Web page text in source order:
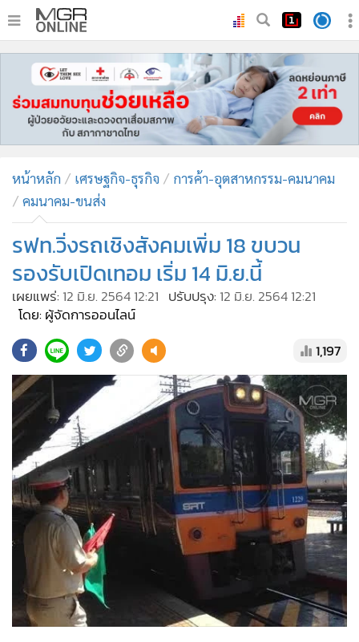
หน้าหลัก
ทันเหตุการณ์
• ภาคใต้
• บันเทิง
• ผู้จัดการรายวัน
คอลัมนิสต์
• CbizReview
Cyber BIZ
ผู้จัดกวน
• Good health & Well-being
• Green Innovation & SD
Management & HR
• MGR Live
• Infographic
• การเมือง
• ท่องเที่ยว
กีฬา
ต่างประเทศ
Special Scoop
• เศรษฐกิจ-ธุรกิจ
หน้าหลัก เศรษฐกิจ-ธุรกิจ
การค้า-อุตสาหกรรม-คมนาคม
คมนาคม-ขนส่ง
รฟท.วิ่งรถเชิงสังคมเพิ่ม 18 ขบวน
รองรับเปิดเทอม เริ่ม 14 มิ.ย.นี้
เผยแพร่: 12 มิ.ย. 2564 12:21 ปรับปรุง: 12 มิ.ย. 2564 12:21
โดย: ผู้จัดการออนไลน์
1,197